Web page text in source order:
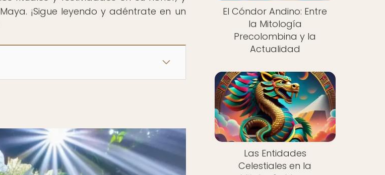
¡Sigue leyendo y adéntrate en un
El Cóndor Andino: Entre
la Mitología
Precolombina y la
Actualidad
Las Entidades
Celestiales en la